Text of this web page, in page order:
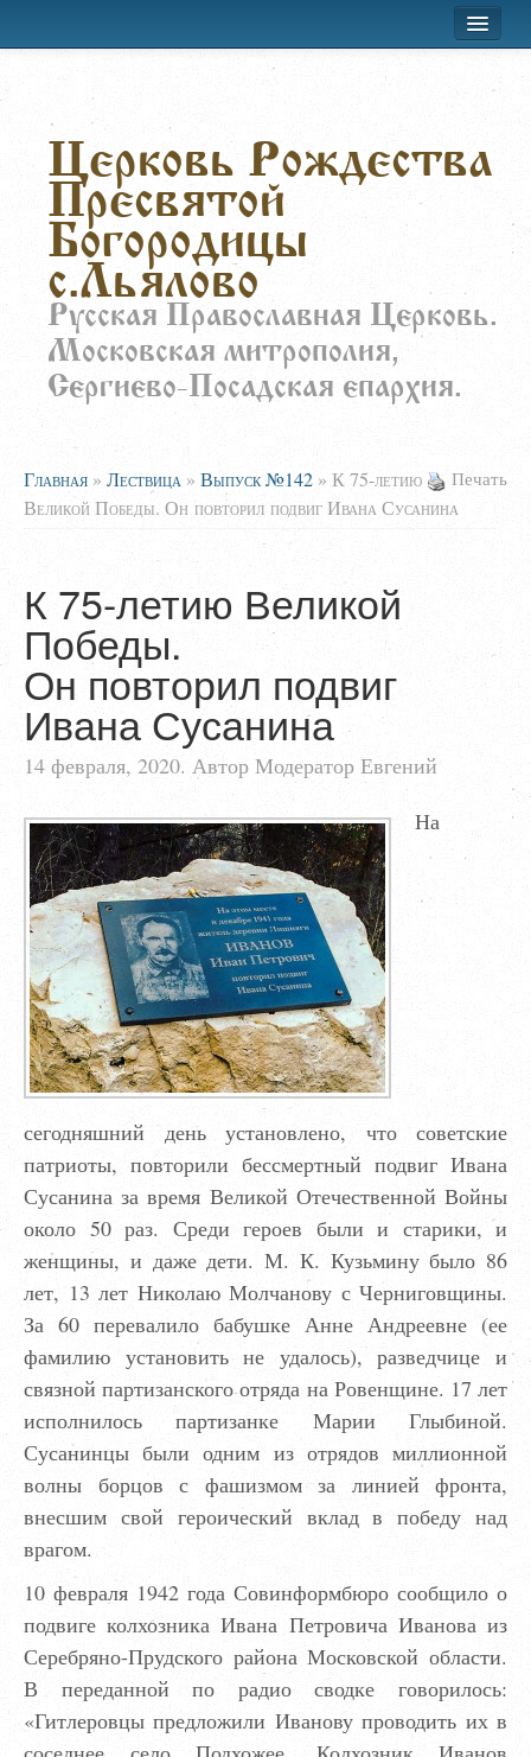
Лествица
Воскресная школа
Расписание
О храме
Заказать требы
Церковь Рождества
Пресвятой
Богородицы
с.Льялово
Русская Православная Церковь.
Московская митрополия,
Сергиево-Посадская епархия.
Печать
Главная » Лествица » Выпуск №142 » К 75-летию
Великой Победы. Он повторил подвиг Ивана Сусанина
К 75-летию Великой
Победы.
Он повторил подвиг
Ивана Сусанина
14 февраля, 2020. Автор Модератор Евгений
На
сегодняшний день установлено, что советские
патриоты, повторили бессмертный подвиг Ивана
Сусанина за время Великой Отечественной Войны
около 50 раз. Среди героев были и старики, и
женщины, и даже дети. М. К. Кузьмину было 86
лет, 13 лет Николаю Молчанову с Черниговщины.
За 60 перевалило бабушке Анне Андреевне (ее
фамилию установить не удалось), разведчице и
связной партизанского отряда на Ровенщине. 17 лет
исполнилось партизанке Марии Глыбиной.
Сусанинцы были одним из отрядов миллионной
волны борцов с фашизмом за линией фронта,
внесшим свой героический вклад в победу над
врагом.
10 февраля 1942 года Совинформбюро сообщило о
подвиге колхозника Ивана Петровича Иванова из
Серебряно-Прудского района Московской области.
В переданной по радио сводке говорилось:
«Гитлеровцы предложили Иванову проводить их в